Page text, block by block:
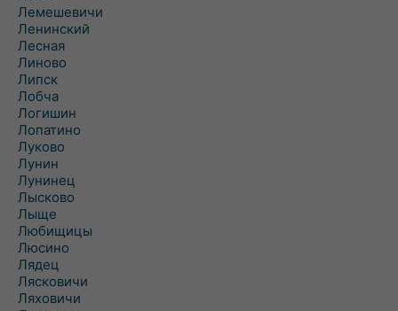
Лемешевичи
Ленинский
Лесная
Линово
Липск
Лобча
Логишин
Лопатино
Луково
Лунин
Лунинец
Лысково
Лыще
Любищицы
Люсино
Лядец
Лясковичи
Ляховичи